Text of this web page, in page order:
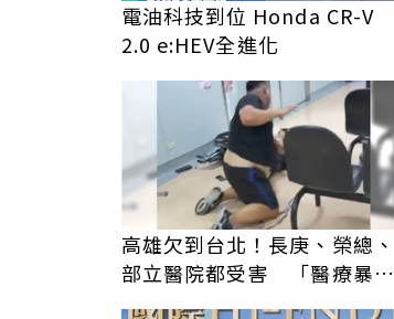
電油科技到位 Honda CR-V
2.0 e:HEV全進化
高雄欠到台北！長庚、榮總、
部立醫院都受害 「醫療暴力